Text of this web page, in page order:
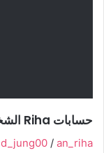
حسابات Riha الشخصية:
d_jung00 / an_riha_